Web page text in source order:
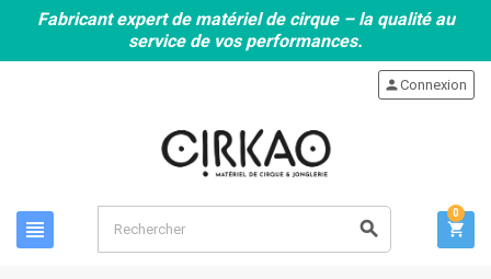
Fabricant expert de matériel de cirque – la qualité au
service de vos performances.
view_headline search
personConnexion
shopping_cart
0